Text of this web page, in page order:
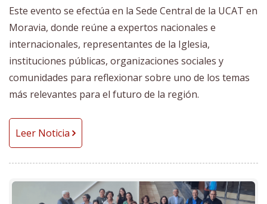
Este evento se efectúa en la Sede Central de la UCAT en
Moravia, donde reúne a expertos nacionales e
internacionales, representantes de la Iglesia,
instituciones públicas, organizaciones sociales y
comunidades para reflexionar sobre uno de los temas
más relevantes para el futuro de la región.
Leer Noticia